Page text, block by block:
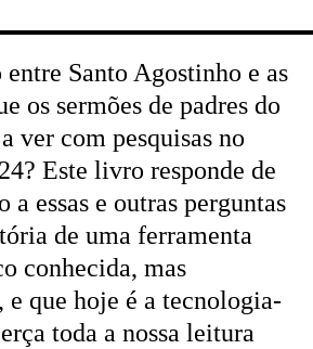
Santo Agostinho e as
os sermões de padres do
ver com pesquisas no
Este livro responde de
essas e outras perguntas
de uma ferramenta
conhecida, mas
e que hoje é a tecnologia-
toda a nossa leitura